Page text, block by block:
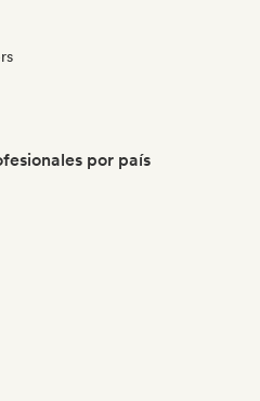
por país